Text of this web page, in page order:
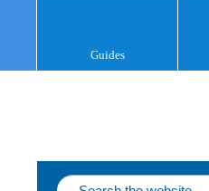
Guides